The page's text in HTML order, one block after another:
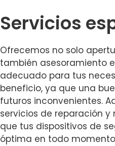
Servicios
Ofrecemos no solo
también asesoramiento
adecuado para tus
beneficio, ya que una
futuros inconvenientes.
servicios de reparación
que tus dispositivos de
óptima en todo